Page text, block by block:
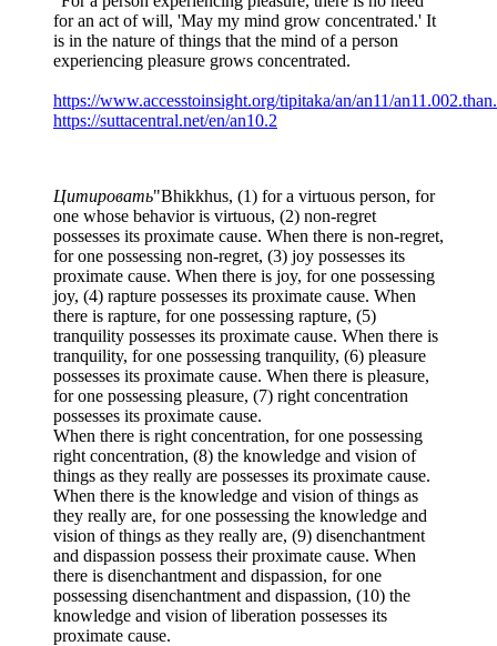
for an act of will, 'May my mind grow concentrated.' It
is in the nature of things that the mind of a person
experiencing pleasure grows concentrated.
https://www.accesstoinsight.org/tipitaka/an/an11/
https://suttacentral.net/en/an10.2
Цитировать"Bhikkhus, (1) for a virtuous person, for
one whose behavior is virtuous, (2) non-regret
possesses its proximate cause. When there is non-regret,
for one possessing non-regret, (3) joy possesses its
proximate cause. When there is joy, for one possessing
joy, (4) rapture possesses its proximate cause. When
there is rapture, for one possessing rapture, (5)
tranquility possesses its proximate cause. When there is
tranquility, for one possessing tranquility, (6) pleasure
possesses its proximate cause. When there is pleasure,
for one possessing pleasure, (7) right concentration
possesses its proximate cause.
When there is right concentration, for one possessing
right concentration, (8) the knowledge and vision of
things as they really are possesses its proximate cause.
When there is the knowledge and vision of things as
they really are, for one possessing the knowledge and
vision of things as they really are, (9) disenchantment
and dispassion possess their proximate cause. When
there is disenchantment and dispassion, for one
possessing disenchantment and dispassion, (10) the
knowledge and vision of liberation possesses its
proximate cause.